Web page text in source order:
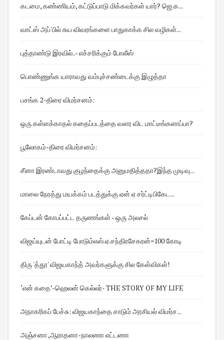
கடமை, கண்ணியம், கட்டுப்பாடு மிக்கவர்கள் யார்? ஜெ.க...
வாட்ஸ் அப்'பில் சுய விவரங்களை பாதுகாக்க சில வழிகள்...
புத்தாண்டு இரவில்..- எச்சரிக்கும் போலீஸ்
பொண்ணுங்க யாராவது வம்புச்சண்டைக்கு இழுத்தா
பசங்க 2-திரை விமர்சனம்:
ஒரு கள்ளக்காதல் கதைப்படத்தை வளர விட மாட்டீங்களாப்பா?
பூலோகம்-திரை விமர்சனம்:
சீனா இரண்டாவது குழந்தைக்கு அனுமதித்ததா?இந்த முடிவு...
மாலை நேரத்து மயக்கம் படத்துக்கு ஏன் ஏ சர்ட்டிபிகேட...
கேப்டன் கோபப்பட்ட தருணங்கள் - ஒரு அலசல்
விஜய்யுடன் போட்டி போடும்எஸ்.ஏ.சந்திரசேகரன்=100 கோடி
திரு 'த்தூ' விஜயகாந்த் அவர்களுக்கு சில கேள்விகள்!
‘என் கதை’-ஹெலன் கெல்லர்- THE STORY OF MY LIFE
அநாகரிகப் பேச்சு: விஜயகாந்தை சாடும் அரசியல் விமர்ச...
அஞ்சனா ,ஆராதனா-நாலணா எட்டணா